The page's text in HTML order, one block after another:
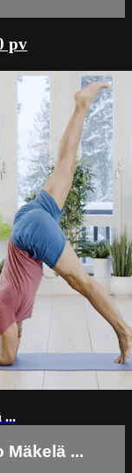
pv
...
Mäkelä ...